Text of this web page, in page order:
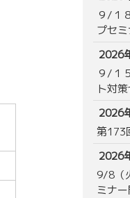
９/１
プセ
2026
９/１
ト対
2026
第173
2026
9/8（
ミナ